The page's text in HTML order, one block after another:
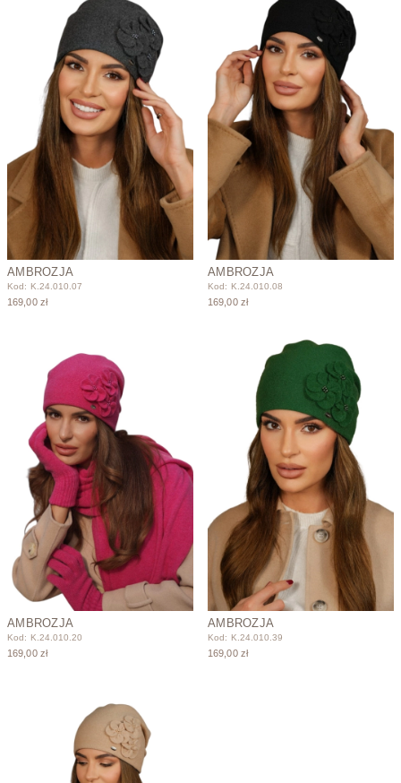
AMBROZJA
Kod: K.24.010.07
169,00 zł
AMBROZJA
Kod: K.24.010.08
169,00 zł
AMBROZJA
Kod: K.24.010.20
169,00 zł
AMBROZJA
Kod: K.24.010.39
169,00 zł